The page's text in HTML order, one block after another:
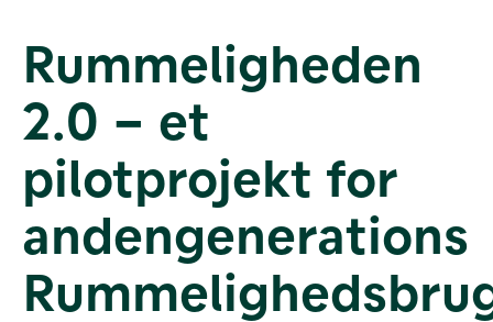
Værktøjer
og viden
Om Velliv
Foreningen
os
Rummeligheden
2.0 – et
pilotprojekt for
andengenerations